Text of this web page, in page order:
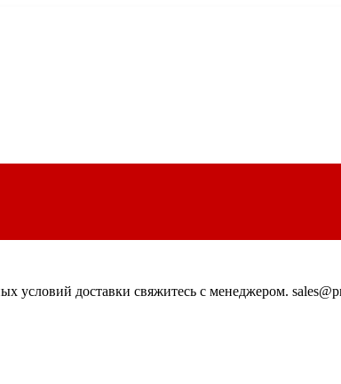
доставки свяжитесь с менеджером.